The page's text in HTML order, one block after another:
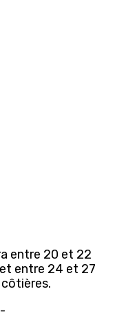
entre 20 et 22
entre 24 et 27